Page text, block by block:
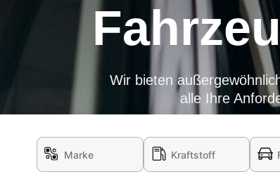
Wir bieten
alle Ihre